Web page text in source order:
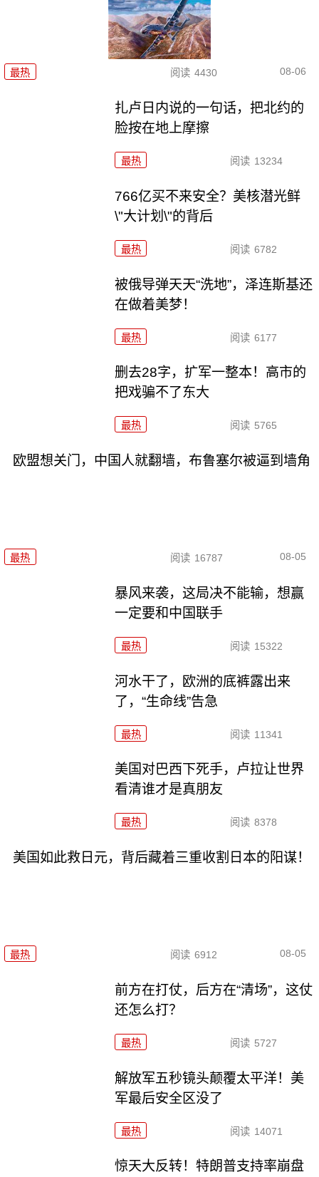
最热 阅读 4430 08-06
扎卢日内说的一句话，把北约的
脸按在地上摩擦
最热 阅读 13234
766亿买不来安全？美核潜光鲜
\"大计划\"的背后
最热 阅读 6782
被俄导弹天天“洗地”，泽连斯基还
在做着美梦！
最热 阅读 6177
删去28字，扩军一整本！高市的
把戏骗不了东大
最热 阅读 5765
欧盟想关门，中国人就翻墙，布鲁塞尔被逼到墙角
最热 阅读 16787 08-05
暴风来袭，这局决不能输，想赢
一定要和中国联手
最热 阅读 15322
河水干了，欧洲的底裤露出来
了，“生命线”告急
最热 阅读 11341
美国对巴西下死手，卢拉让世界
看清谁才是真朋友
最热 阅读 8378
美国如此救日元，背后藏着三重收割日本的阳谋！
最热 阅读 6912 08-05
前方在打仗，后方在“清场”，这仗
还怎么打？
最热 阅读 5727
解放军五秒镜头颠覆太平洋！美
军最后安全区没了
最热 阅读 14071
惊天大反转！特朗普支持率崩盘